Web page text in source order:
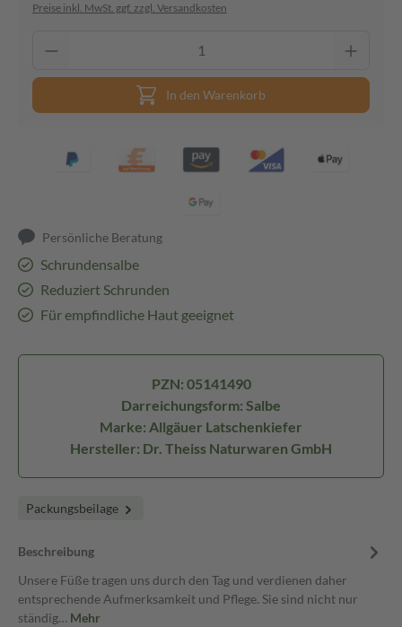
Preise inkl. MwSt. ggf. zzgl. Versandkosten
In den Warenkorb
Persönliche Beratung
Schrundensalbe
Reduziert Schrunden
Für empfindliche Haut geeignet
PZN: 05141490
Darreichungsform: Salbe
Marke: Allgäuer Latschenkiefer
Hersteller: Dr. Theiss Naturwaren GmbH
Packungsbeilage
Beschreibung
Unsere Füße tragen uns durch den Tag und verdienen daher
entsprechende Aufmerksamkeit und Pflege. Sie sind nicht nur
ständig… Mehr